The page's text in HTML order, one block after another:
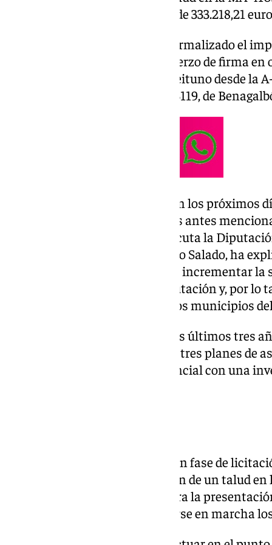
Sedella, por un montante total de 333.218,21
Además, por otra parte, se ha formalizado el
contratos para el inicio del refuerzo de firma
4106, el acceso a Canillas de Aceituno desde la
Moclinejo y Almáchar y la MA-3119, de
Tras la firma de los contratos, en los próximos
refuerzo de firme en las tres vías antes
tercer plan de asfaltado que ejecuta la
institución provincial, Francisco Salado, ha
actuaciones que «contribuyen a incrementar
que son competencia de la Diputación y, por lo
comunicaciones viarias entre los municipios
Salado ha incidido en que «en los últimos
realizado y está llevando a cabo tres planes de
carreteras de la red viaria provincial con una
Paralelamente, se encuentran en fase de
euros, las obras de estabilización de un talud
octubre está abierto el plazo para la
primeros de 2025 puedan ponerse en marcha